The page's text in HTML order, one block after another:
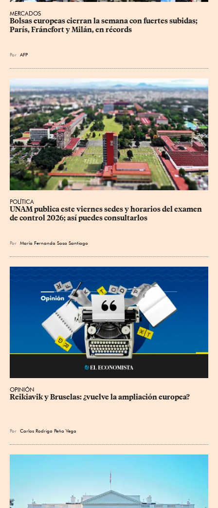
MERCADOS
Bolsas europeas cierran la semana con fuertes subidas;
París, Fráncfort y Milán, en récords
Por AFP
POLÍTICA
UNAM publica este viernes sedes y horarios del examen
de control 2026; así puedes consultarlos
Por María Fernanda Sosa Santiago
OPINIÓN
Reikiavik y Bruselas: ¿vuelve la ampliación europea?
Por Carlos Rodrigo Peña Vega